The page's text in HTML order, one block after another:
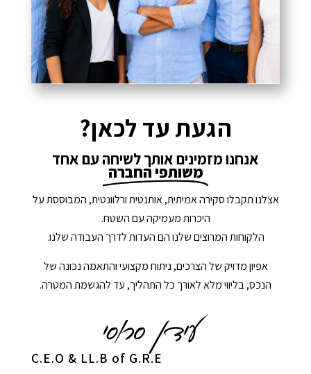
הגעת עד לכאן?
אנחנו מזמינים אותך לשיחה עם אחד
משותפי החברה
אצלנו תקבלו סקירה אמיתית, אותנטית ורלוונטית, המבוססת על
היכרות מעמיקה עם השטח.
הלקוחות המרוצים שלנו הם העדות לדרך העבודה שלנו.
אפיון מדויק של הצרכים, ניתוח מקצועי והתאמה נכונה של
הנכס, בליווי מלא לאורך כל התהליך, עד להגשמת המטרה.
C.E.O & LL.B of G.R.E